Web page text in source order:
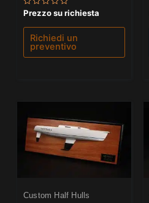
Valutato
su
Prezzo su richiesta
Richiedi un
preventivo
Custom Half Hulls